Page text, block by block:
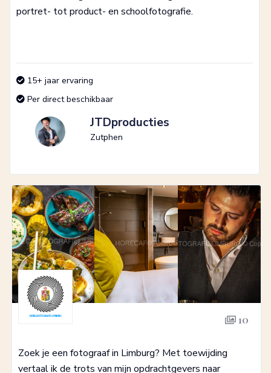
portret- tot product- en schoolfotografie.
15+ jaar ervaring
Per direct beschikbaar
JTDproducties
Zutphen
10
Zoek je een fotograaf in Limburg? Met toewijding
vertaal ik de trots van mijn opdrachtgevers naar